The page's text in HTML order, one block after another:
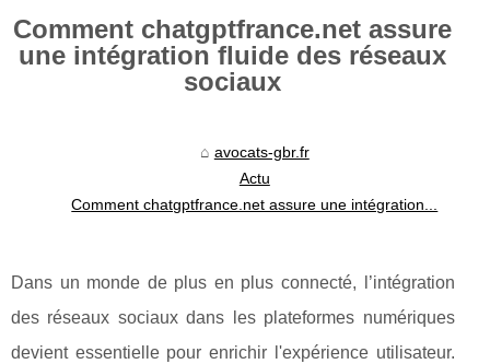
Comment chatgptfrance.net assure
une intégration fluide des réseaux
sociaux
avocats-gbr.fr
Actu
Comment chatgptfrance.net assure une intégration...
Dans un monde de plus en plus connecté, l’intégration
des réseaux sociaux dans les plateformes numériques
devient essentielle pour enrichir l'expérience utilisateur.